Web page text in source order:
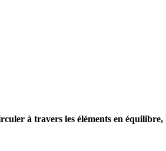
à travers les éléments en